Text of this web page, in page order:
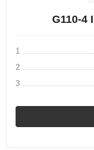
G110-4
1
2
3